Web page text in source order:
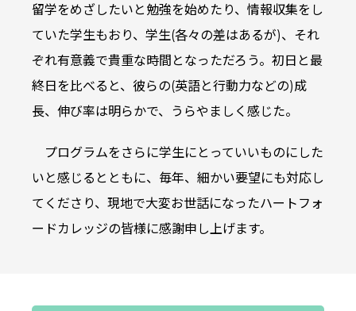
留学をめざしたいと勉強を始めたり、情報収集をし
ていた学生もおり、学生(各々の差はあるが)、それ
ぞれ有意義で貴重な時間となっただろう。初日と最
終日を比べると、彼らの(英語と行動力などの)成
長、伸び率は明らかで、うらやましく感じた。
プログラムをさらに学生にとっていいものにした
いと感じるとともに、毎年、細かい要望にも対応し
てくださり、現地で大変お世話になったハートフォ
ードカレッジの皆様に感謝申し上げます。